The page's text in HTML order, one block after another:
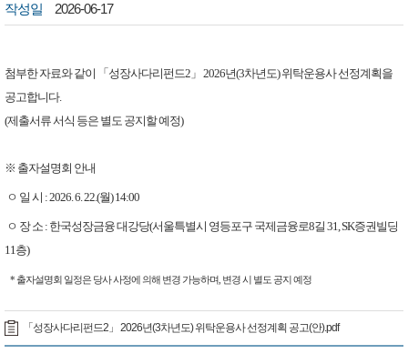
작성일 2026-06-17
첨부한 자료와 같이 「성장사다리펀드2」 2026년(3차년도) 위탁운용사 선정계획을
공고합니다.
(제출서류 서식 등은 별도 공지할 예정)
※ 출자설명회 안내
ㅇ 일 시 : 2026. 6. 22.(월) 14:00
ㅇ 장 소 : 한국성장금융 대강당(서울특별시 영등포구 국제금융로8길 31, SK증권빌딩
11층)
* 출자설명회 일정은 당사 사정에 의해 변경 가능하며, 변경 시 별도 공지 예정
「성장사다리펀드2」 2026년(3차년도) 위탁운용사 선정계획 공고(안).pdf